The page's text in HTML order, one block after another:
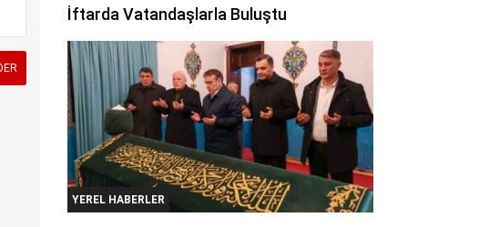
İftarda Vatandaşlarla Buluştu
YEREL HABERLER